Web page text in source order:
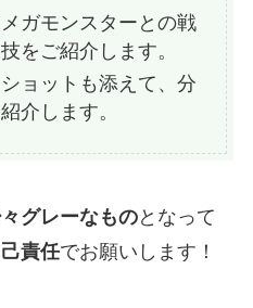
ガモンスターとの戦
をご紹介します。
ョットも添えて、分
介します。
グレーなものとなって
責任でお願いします！